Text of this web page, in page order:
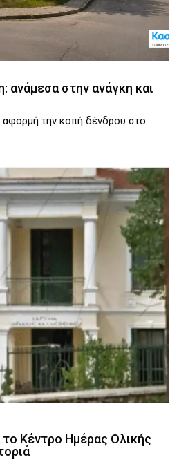
ανάμεσα στην ανάγκη και
αφορμή την κοπή δένδρου στο...
Κέντρο Ημέρας Ολικής